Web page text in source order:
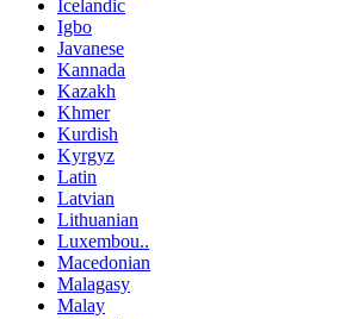
Icelandic
Igbo
Javanese
Kannada
Kazakh
Khmer
Kurdish
Kyrgyz
Latin
Latvian
Lithuanian
Luxembou..
Macedonian
Malagasy
Malay